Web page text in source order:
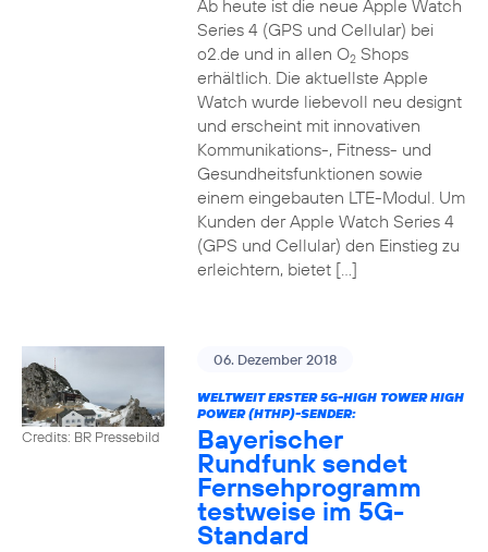
Ab heute ist die neue Apple Watch
Series 4 (GPS und Cellular) bei
o2.de und in allen O2Shops
erhältlich. Die aktuellste Apple
Watch wurde liebevoll neu designt
und erscheint mit innovativen
Kommunikations-, Fitness- und
Gesundheitsfunktionen sowie
einem eingebauten LTE-Modul. Um
Kunden der Apple Watch Series 4
(GPS und Cellular) den Einstieg zu
erleichtern, bietet […]
Credits: BR Pressebild
06. Dezember 2018
WELTWEIT ERSTER 5G-HIGH TOWER HIGH
POWER (HTHP)-SENDER:
Bayerischer
Rundfunk sendet
Fernsehprogramm
testweise im 5G-
Standard